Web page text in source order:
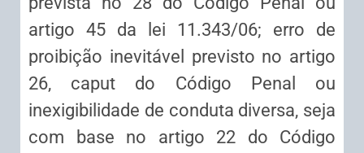
artigo 45 da lei 11.343/06; erro de
proibição inevitável previsto no artigo
26, caput do Código Penal ou
inexigibilidade de conduta diversa, seja
com base no artigo 22 do Código